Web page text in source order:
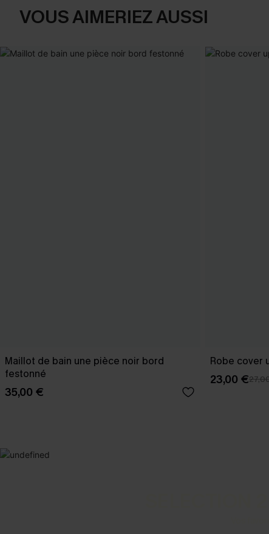
VOUS AIMERIEZ AUSSI
Maillot de bain une pièce noir bord
festonné
35,00 €
Robe cover
23,00 €